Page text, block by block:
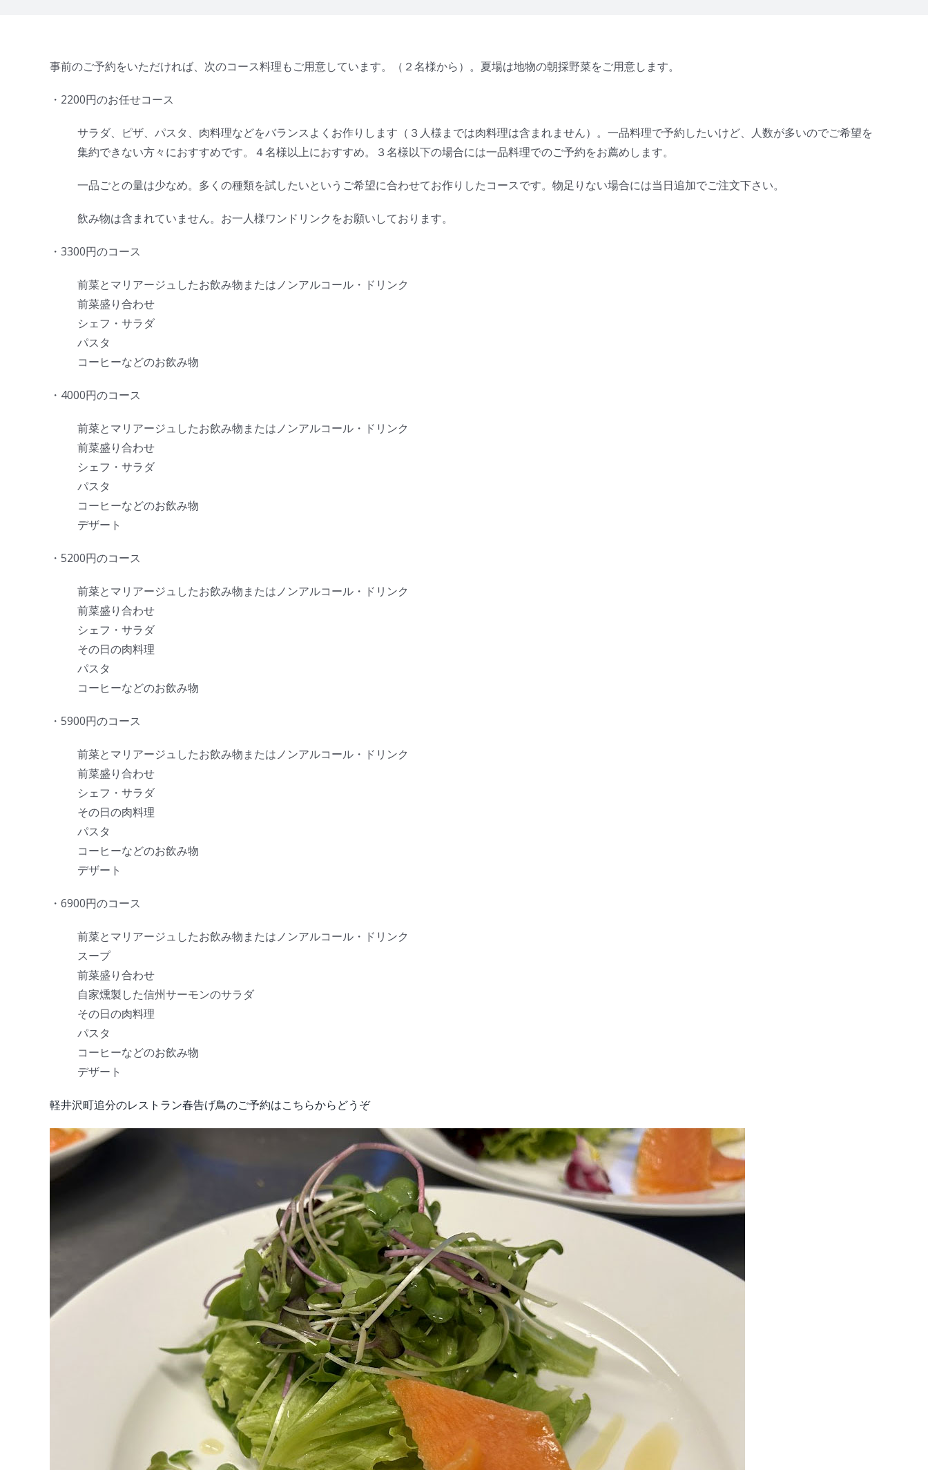
事前のご予約をいただければ、次のコース料理もご用意しています。（２名様から）。夏場は地物の朝採野菜をご用意します。
・2200円のお任せコース
サラダ、ピザ、パスタ、肉料理などをバランスよくお作りします（３人様までは肉料理は含まれません）。一品料理で予約したいけど、人数が多いのでご希望を
集約できない方々におすすめです。４名様以上におすすめ。３名様以下の場合には一品料理でのご予約をお薦めします。
一品ごとの量は少なめ。多くの種類を試したいというご希望に合わせてお作りしたコースです。物足りない場合には当日追加でご注文下さい。
飲み物は含まれていません。お一人様ワンドリンクをお願いしております。
・3300円のコース
前菜とマリアージュしたお飲み物またはノンアルコール・ドリンク
前菜盛り合わせ
シェフ・サラダ
パスタ
コーヒーなどのお飲み物
・4000円のコース
前菜とマリアージュしたお飲み物またはノンアルコール・ドリンク
前菜盛り合わせ
シェフ・サラダ
パスタ
コーヒーなどのお飲み物
デザート
・5200円のコース
前菜とマリアージュしたお飲み物またはノンアルコール・ドリンク
前菜盛り合わせ
シェフ・サラダ
その日の肉料理
パスタ
コーヒーなどのお飲み物
・5900円のコース
前菜とマリアージュしたお飲み物またはノンアルコール・ドリンク
前菜盛り合わせ
シェフ・サラダ
その日の肉料理
パスタ
コーヒーなどのお飲み物
デザート
・6900円のコース
前菜とマリアージュしたお飲み物またはノンアルコール・ドリンク
スープ
前菜盛り合わせ
自家燻製した信州サーモンのサラダ
その日の肉料理
パスタ
コーヒーなどのお飲み物
デザート
軽井沢町追分のレストラン春告げ鳥のご予約はこちらからどうぞ